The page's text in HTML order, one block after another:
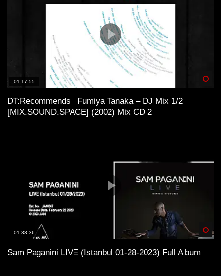
01:17:55
DT:Recommends | Fumiya Tanaka – DJ Mix 1/2
[MIX.SOUND.SPACE] (2002) Mix CD 2
01:33:36
Sam Paganini LIVE (Istanbul 01-28-2023) Full Album